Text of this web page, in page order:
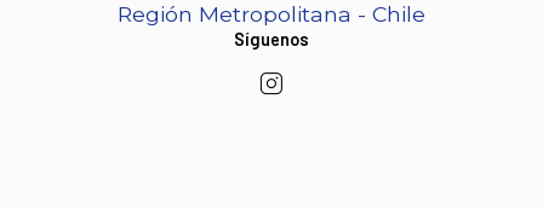
Región Metropolitana - Chile
Síguenos